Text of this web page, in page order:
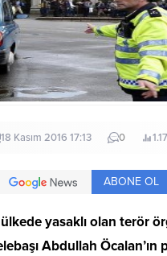
18 Kasım 2016 17:13 0
ABONE OL
yasaklı olan terör
Abdullah Öcalan’ın